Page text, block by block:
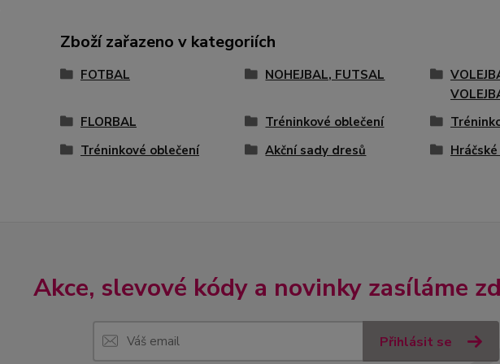
Zboží zařazeno v kategoriích
FOTBAL NOHEJBAL, FUTSAL
FLORBAL Tréninkové oblečení
Tréninkové oblečení
Akční sady dresů
Akce, slevové kódy a novinky zasíláme
Přihlásit se